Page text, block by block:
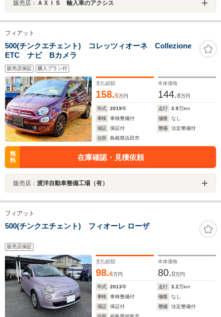
販売店： ＡＸＩＳ 輸入車のアクシス
フィアット
500(チンクエチェント) コレッツィオーネ Collezione
ETC ナビ Bカメラ
販売店保証 購入プラン付
支払総額
158.5万円
本体価格
144.8万円
年式 2019年 走行 3.9万km
車検
車検整備付 修復
なし
保証
保証付 整備
法定整備付
住所
島根県浜田市
無
料
在庫確認・見積依頼
販売店： 渡洋自動車整備工場（有）
フィアット
500(チンクエチェント) フィオーレ ローザ
販売店保証
支払総額
98.6万円
本体価格
80.0万円
年式 2013年 走行 3.2万km
車検
車検整備付 修復
なし
保証
保証付 整備
法定整備付